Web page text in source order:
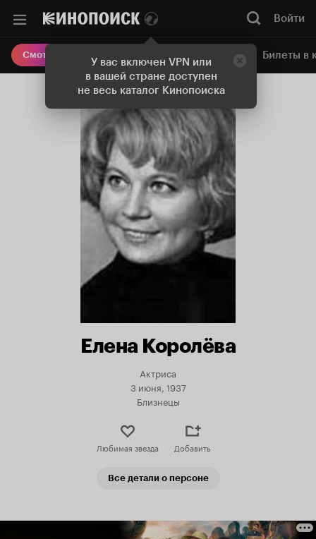
У вас включен VPN или
в вашей стране доступен
не весь каталог Кинопоиска
Войти
Смотреть кино Онлайн-кинотеатр Билеты в
Елена Королёва
Актриса
3 июня, 1937
Близнецы
Любимая звезда Добавить
Все детали о персоне